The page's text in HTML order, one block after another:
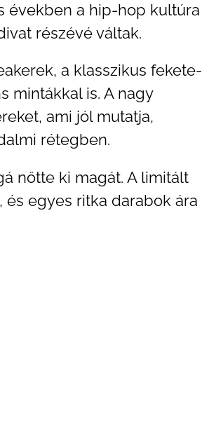
években a hip-hop kultúra
részévé váltak.
a klasszikus fekete-
mintákkal is. A nagy
ami jól mutatja,
rétegben.
nőtte ki magát. A limitált
egyes ritka darabok ára